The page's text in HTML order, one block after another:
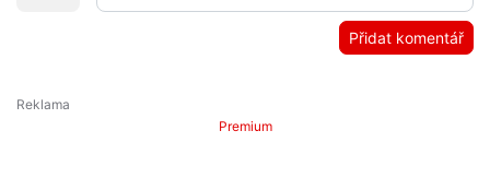
Přidat komentář
Premium